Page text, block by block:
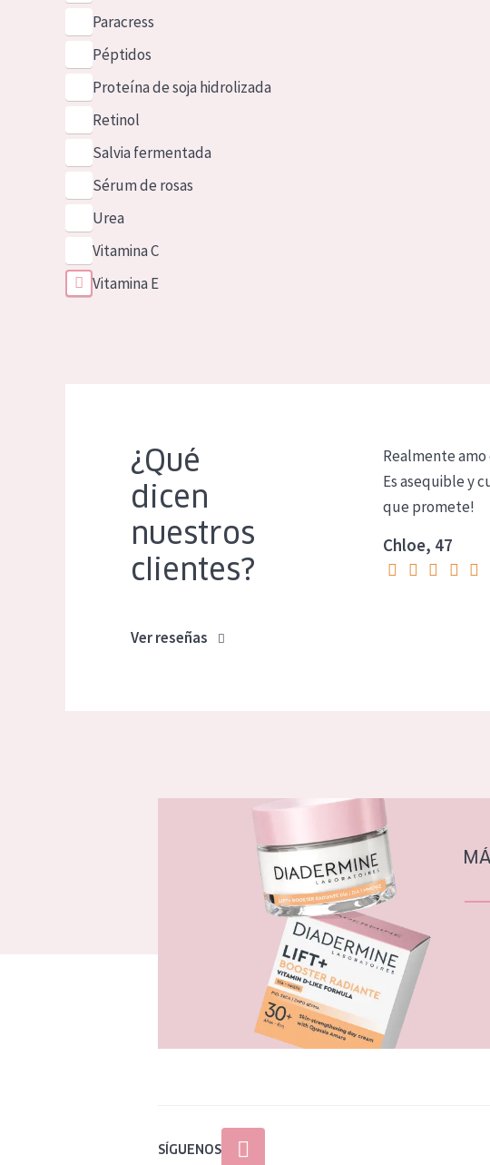
Paracress
Péptidos
Proteína de soja hidrolizada
Retinol
Salvia fermentada
Sérum de rosas
Urea
Vitamina C
Vitamina E
¿Qué
dicen
nuestros
clientes?
Ver reseñas
Realmente
Es asequible y
que promete!
Chloe, 47
SÍGUENOS